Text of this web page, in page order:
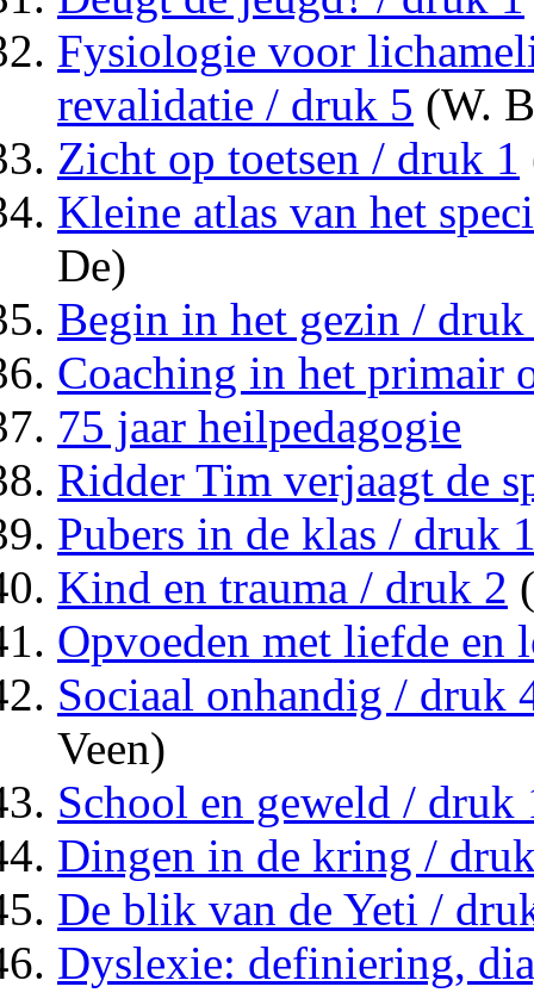
Fysiologie voor
revalidatie / druk 5 (W.
Zicht op toetsen / druk 1
Kleine atlas van het
De)
Begin in het gezin / druk
Coaching in het primair
75 jaar heilpedagogie
Ridder Tim verjaagt de
Pubers in de klas / druk
Kind en trauma / druk 2
Opvoeden met liefde en
Sociaal onhandig / druk
Veen)
School en geweld / druk
Dingen in de kring /
De blik van de Yeti /
Dyslexie: definiering,